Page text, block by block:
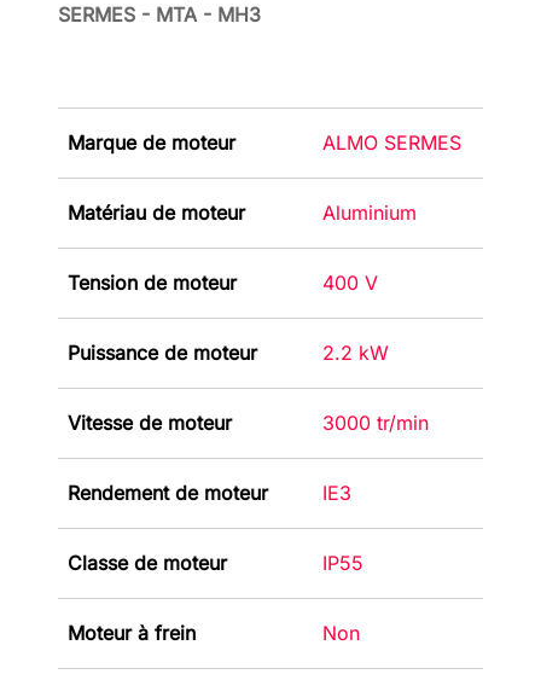
SERMES - MTA - MH3
Marque de moteur ALMO SERMES
Matériau de moteur Aluminium
Tension de moteur 400 V
Puissance de moteur 2.2 kW
Vitesse de moteur 3000 tr/min
Rendement de moteur IE3
Classe de moteur IP55
Moteur à frein Non